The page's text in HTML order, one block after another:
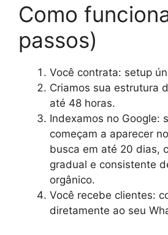
Como
passos)
Você contrata: setup
Criamos sua estrutura
até 48 horas.
Indexamos no Google:
começam a aparecer
busca em até 20 dias,
gradual e consistente
orgânico.
Você recebe clientes:
diretamente ao seu